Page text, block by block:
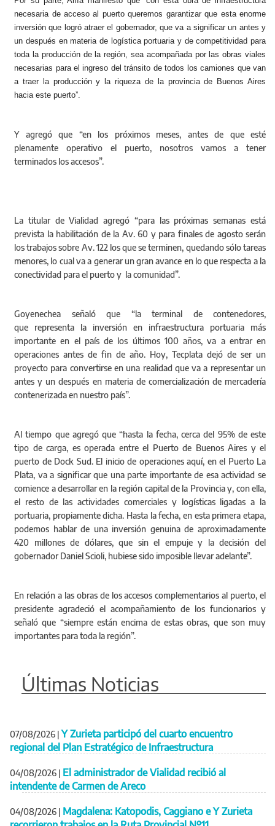
necesaria de acceso al puerto queremos garantizar que esta enorme
inversión que logró atraer el gobernador, que va a significar un antes y
un después en materia de logística portuaria y de competitividad para
toda la producción de la región, sea acompañada por las obras viales
necesarias para el ingreso del tránsito de todos los camiones que van
a traer la producción y la riqueza de la provincia de Buenos Aires
hacia este puerto”.
Y agregó que “en los próximos meses, antes de que esté
plenamente operativo el puerto, nosotros vamos a tener
terminados los accesos”.
La titular de Vialidad agregó “para las próximas semanas está
prevista la habilitación de la Av. 60 y para finales de agosto serán
los trabajos sobre Av. 122 los que se terminen, quedando sólo tareas
menores, lo cual va a generar un gran avance en lo que respecta a la
conectividad para el puerto y la comunidad”.
Goyenechea señaló que “la terminal de contenedores,
que representa la inversión en infraestructura portuaria más
importante en el país de los últimos 100 años, va a entrar en
operaciones antes de fin de año. Hoy, Tecplata dejó de ser un
proyecto para convertirse en una realidad que va a representar un
antes y un después en materia de comercialización de mercadería
contenerizada en nuestro país”.
Al tiempo que agregó que “hasta la fecha, cerca del 95% de este
tipo de carga, es operada entre el Puerto de Buenos Aires y el
puerto de Dock Sud. El inicio de operaciones aquí, en el Puerto La
Plata, va a significar que una parte importante de esa actividad se
comience a desarrollar en la región capital de la Provincia y, con ella,
el resto de las actividades comerciales y logísticas ligadas a la
portuaria, propiamente dicha. Hasta la fecha, en esta primera etapa,
podemos hablar de una inversión genuina de aproximadamente
420 millones de dólares, que sin el empuje y la decisión del
gobernador Daniel Scioli, hubiese sido imposible llevar adelante”.
En relación a las obras de los accesos complementarios al puerto, el
presidente agradeció el acompañamiento de los funcionarios y
señaló que “siempre están encima de estas obras, que son muy
importantes para toda la región”.
Últimas Noticias
07/08/2026 | Y Zurieta participó del cuarto encuentro
regional del Plan Estratégico de Infraestructura
04/08/2026 | El administrador de Vialidad recibió al
intendente de Carmen de Areco
04/08/2026 | Magdalena: Katopodis, Caggiano e Y Zurieta